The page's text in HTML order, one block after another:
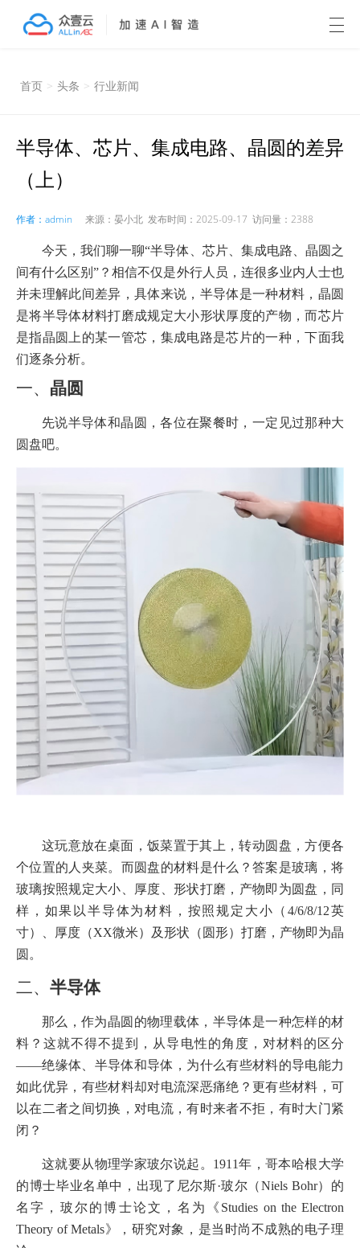
首页 > 头条 > 行业新闻
半导体、芯片、集成电路、晶圆的差异
（上）
作者：admin 来源：晏小北 发布时间：2025-09-17 访问量：2388
今天，我们聊一聊“半导体、芯片、集成电路、晶圆之
间有什么区别”？相信不仅是外行人员，连很多业内人士也
并未理解此间差异，具体来说，半导体是一种材料，晶圆
是将半导体材料打磨成规定大小形状厚度的产物，而芯片
是指晶圆上的某一管芯，集成电路是芯片的一种，下面我
们逐条分析。
一、 晶圆
先说半导体和晶圆，各位在聚餐时，一定见过那种大
圆盘吧。
这玩意放在桌面，饭菜置于其上，转动圆盘，方便各
个位置的人夹菜。而圆盘的材料是什么？答案是玻璃，将
玻璃按照规定大小、厚度、形状打磨，产物即为圆盘，同
样，如果以半导体为材料，按照规定大小（4/6/8/12英
寸）、厚度（XX微米）及形状（圆形）打磨，产物即为晶
圆。
二、 半导体
那么，作为晶圆的物理载体，半导体是一种怎样的材
料？这就不得不提到，从导电性的角度，对材料的区分
——绝缘体、半导体和导体，为什么有些材料的导电能力
如此优异，有些材料却对电流深恶痛绝？更有些材料，可
以在二者之间切换，对电流，有时来者不拒，有时大门紧
闭？
这就要从物理学家玻尔说起。1911年，哥本哈根大学
的博士毕业名单中，出现了尼尔斯·玻尔（Niels Bohr）的
名字，玻尔的博士论文，名为《Studies on the Electron
Theory of Metals》，研究对象，是当时尚不成熟的电子理